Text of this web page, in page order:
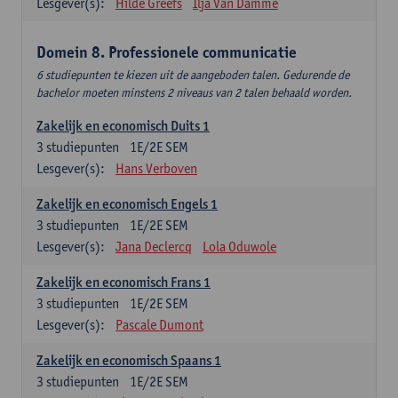
Domein 8. Professionele communicatie
6 studiepunten te kiezen uit de aangeboden talen. Gedurende de
bachelor moeten minstens 2 niveaus van 2 talen behaald worden.
Zakelijk en economisch Duits 1
1E/2E SEM
3 studiepunten
Lesgever(s):
Hans Verboven
Zakelijk en economisch Engels 1
1E/2E SEM
3 studiepunten
Lesgever(s):
Jana Declercq Lola Oduwole
Zakelijk en economisch Frans 1
1E/2E SEM
3 studiepunten
Lesgever(s):
Pascale Dumont
Zakelijk en economisch Spaans 1
1E/2E SEM
3 studiepunten